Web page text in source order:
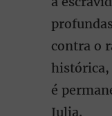
contra o
histórica,
é
Julia.